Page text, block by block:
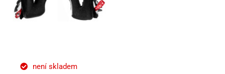
není skladem